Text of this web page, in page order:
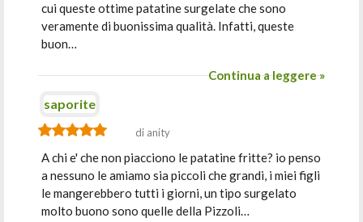
cui queste ottime patatine surgelate che sono
veramente di buonissima qualità. Infatti, queste
buon…
Continua a leggere »
saporite
di anity
A chi e' che non piacciono le patatine fritte? io penso
a nessuno le amiamo sia piccoli che grandi, i miei figli
le mangerebbero tutti i giorni, un tipo surgelato
molto buono sono quelle della Pizzoli…